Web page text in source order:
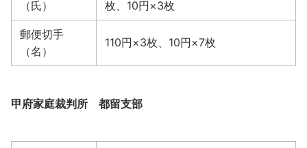
（氏）
枚、10円×3枚
郵便切手
（名）
110円×3枚、10円×7枚
甲府家庭裁判所 都留支部